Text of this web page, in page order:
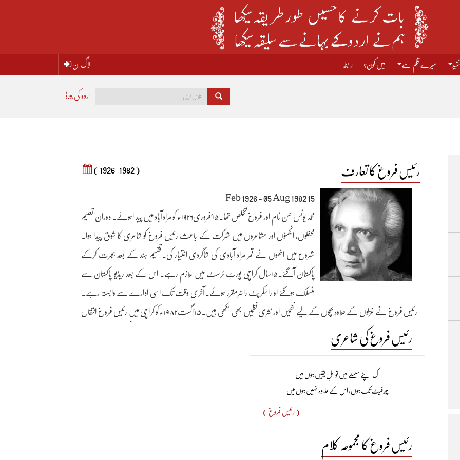
میرے قلم سے میں کون؟ رابطہ لاگ اِن
اردو کی بورڈ
رئیس فروغ کا تعارف ( 1926-1982 )
15 Feb 1926 - 05 Aug 1982
محمد یونس حسن نام اور فروغ تخلص تھا۔۱۵؍فروری۱۹۲۶ء کو مرادآباد میں پید اہوئے۔ دوران تعلیم
محفلوں، انجمنوں اور مشاعروں میں شرکت کے باعث رئیس فروغ کو شاعری کا شوق پیدا ہوا۔
شروع میں انھوں نے قمر مراد آبادی کی شاگردی اختیار کی۔تقسیم ہند کے بعد ہجرت کرکے
پاکستان آگئے۔۱۵سال کراچی پورٹ ٹرسٹ میں ملازم رہے۔ اس کے بعد ریڈیو پاکستان سے
منسلک ہوگئے او راسکرپٹ رائٹرمقرر ہوئے۔آخری وقت تک اسی ادارے سے وابستہ رہے۔
رئیس فروغ نے غزلوں کے علاوہ بچوں کے لیے نظمیں اور نثری نظمیں بھی لکھی ہیں۔۱۵؍اگست۱۹۸۲ء کو کراچی میں رئیس فروغ انتقال
کرگئے۔ ان کی تصانیف کے نام یہ ہیں:’رات بہت ہوا چلی‘(مجموعۂ کلام)، ’ہم سورج چاند ستارے‘(بچوں کی نظمیں)۔ بحوالۂ:پیمانۂ
غزل(جلد دوم)،محمد شمس الحق،صفحہ:183
رئیس فروغ کی شاعری
اک اپنے سلسلے میں تو اہلِ یقیں ہوں میں​
چھ فیٹ تک ہوں، اس کے علاوہ نہیں ہوں میں​
( رئیس فروغ )
رئیس فروغ کا مجموعہ کلام